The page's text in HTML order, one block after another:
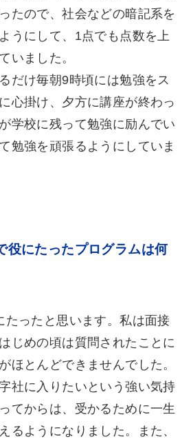
たので、社会などの暗記系を
うにして、1点でも点数を上
いました。
だけ毎朝9時頃には勉強をス
心掛け、夕方に講座が終わっ
学校に残って勉強に励んでい
勉強を頑張るようにしていま
役にたったプログラムは何
たったと思います。私は面接
じめの頃は質問されたことに
ほとんどできませんでした。
社に入りたいという強い気持
てからは、受かるために一生
るようになりました。また、